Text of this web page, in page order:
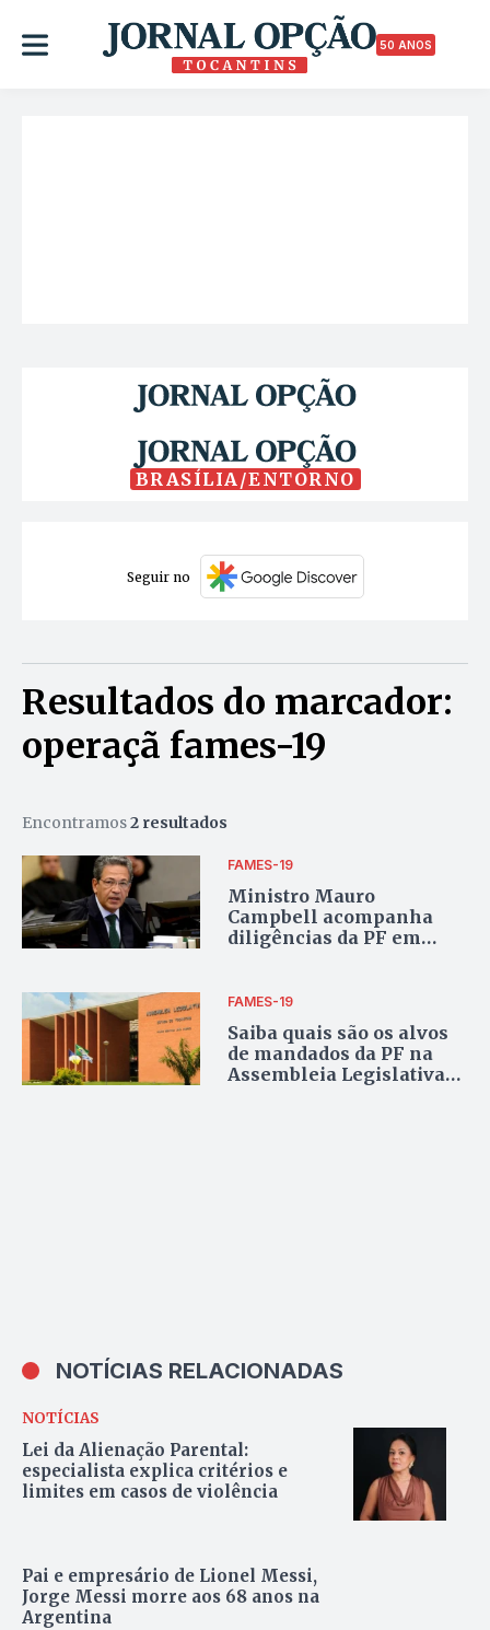
50 ANOS
BRASÍLIA/ENTORNO
Seguir no
Resultados do marcador:
operaçã fames-19
Encontramos2 resultados
FAMES-19
Ministro Mauro
Campbell acompanha
diligências da PF em
FAMES-19
Saiba quais são os alvos
de mandados da PF na
Assembleia Legislativa
NOTÍCIAS RELACIONADAS
NOTÍCIAS
Lei da Alienação Parental:
especialista explica critérios e
limites em casos de violência
Pai e empresário de Lionel Messi,
Jorge Messi morre aos 68 anos na
Argentina